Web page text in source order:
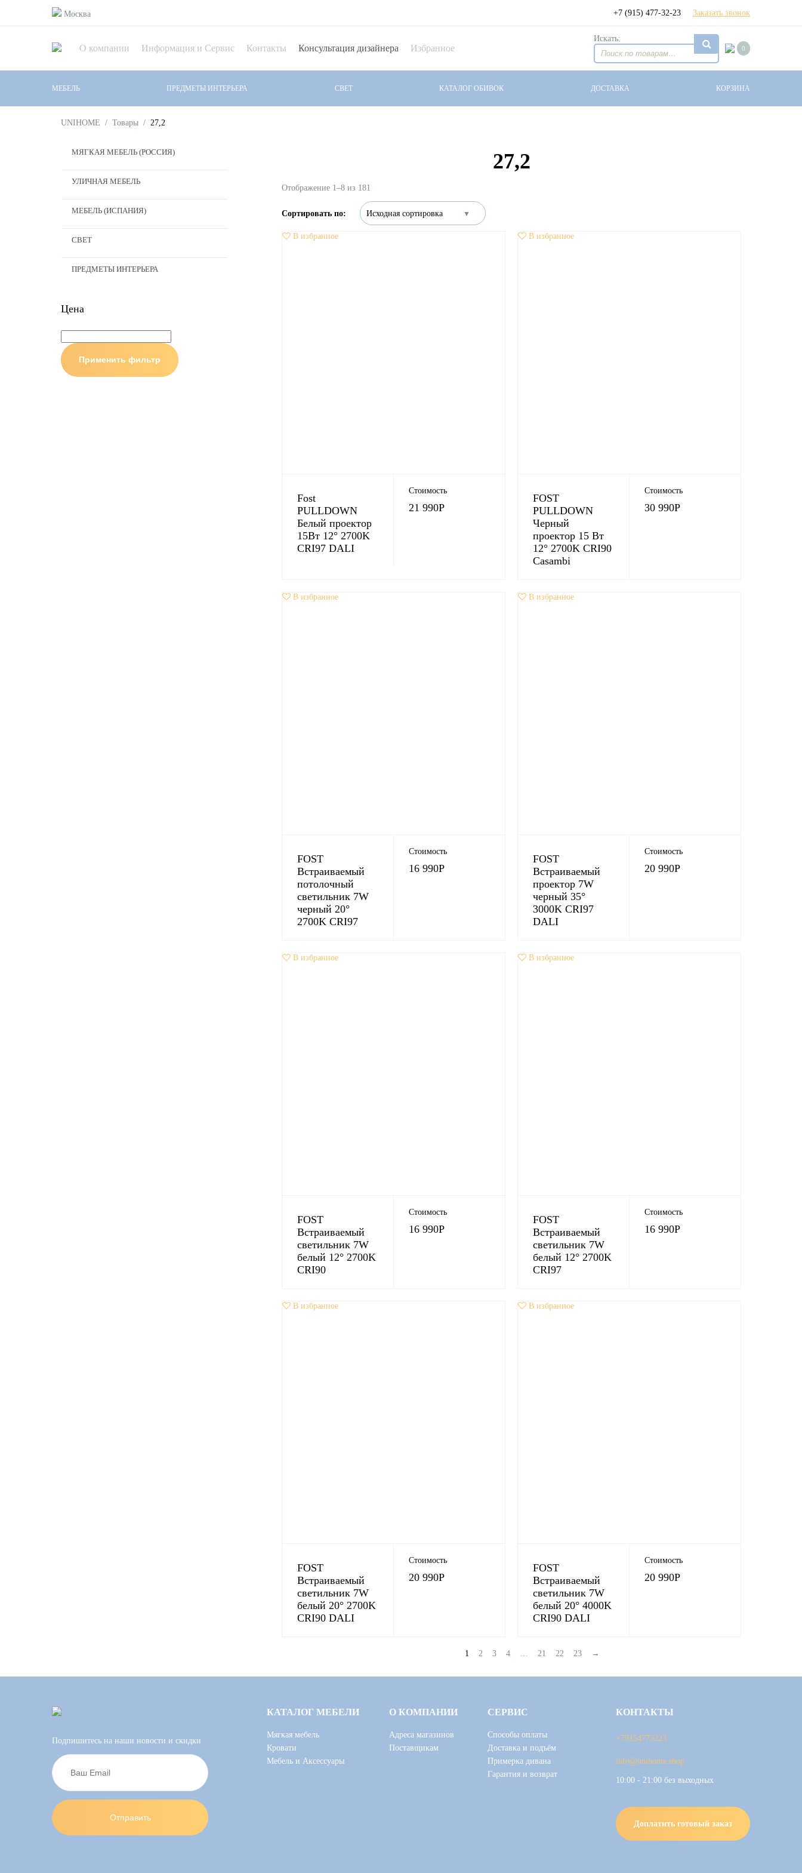
Москва +7 (915) 477-32-23 Заказать звонок
О компании Информация и Сервис Контакты Консультация дизайнера Избранное
Искать:
0
МЕБЕЛЬ ПРЕДМЕТЫ ИНТЕРЬЕРА СВЕТ КАТАЛОГ ОБИВОК ДОСТАВКА КОРЗИНА
UNIHOME / Товары / 27,2
МЯГКАЯ МЕБЕЛЬ (РОССИЯ)
УЛИЧНАЯ МЕБЕЛЬ
МЕБЕЛЬ (ИСПАНИЯ)
СВЕТ
ПРЕДМЕТЫ ИНТЕРЬЕРА
Цена
Применить фильтр
27,2
Отображение 1–8 из 181
В избранное
Fost
PULLDOWN
Белый проектор
15Вт 12° 2700K
CRI97 DALI
Стоимость
21 990Р
В избранное
FOST
PULLDOWN
Черный
проектор 15 Вт
12° 2700K CRI90
Casambi
Стоимость
30 990Р
В избранное
FOST
Встраиваемый
потолочный
светильник 7W
черный 20°
2700K CRI97
Стоимость
16 990Р
В избранное
FOST
Встраиваемый
проектор 7W
черный 35°
3000K CRI97
DALI
Стоимость
20 990Р
В избранное
FOST
Встраиваемый
светильник 7W
белый 12° 2700K
CRI90
Стоимость
16 990Р
В избранное
FOST
Встраиваемый
светильник 7W
белый 12° 2700K
CRI97
Стоимость
16 990Р
В избранное
FOST
Встраиваемый
светильник 7W
белый 20° 2700K
CRI90 DALI
Стоимость
20 990Р
В избранное
FOST
Встраиваемый
светильник 7W
белый 20° 4000K
CRI90 DALI
Стоимость
20 990Р
1 2 3 4 … 21 22 23 →
Подпишитесь на наши новости и скидки
КАТАЛОГ МЕБЕЛИ
Мягкая мебель
Кровати
Мебель и Аксессуары
О КОМПАНИИ
Адреса магазинов
Поставщикам
СЕРВИС
Способы оплаты
Доставка и подъём
Примерка дивана
Гарантия и возврат
КОНТАКТЫ
+79154773223
info@unihome.shop
10:00 - 21:00 без выходных
Доплатить готовый заказ